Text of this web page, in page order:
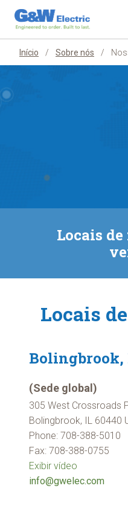
Pular
para
o
conteúdo
Início / Sobre nós /
Locais
Locais
(Sede global)
305 West Crossroads
Bolingbrook, IL 60440
Phone: 708-388-5010
Fax: 708-388-0755
Exibir vídeo
info@gwelec.com